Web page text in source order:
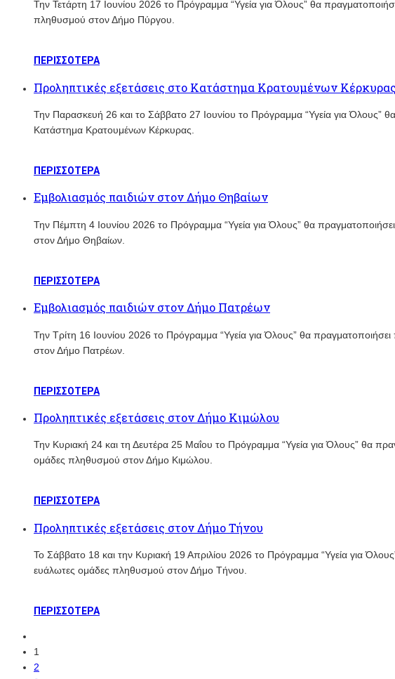
Την Τετάρτη 17 Ιουνίου 2026 το Πρόγραμμα “Υγεία για Όλους” θα
πληθυσμού στον Δήμο Πύργου.
ΠΕΡΙΣΣΟΤΕΡΑ
Προληπτικές εξετάσεις στο Κατάστημα Κρατουμένων Κέρκυρας
Την Παρασκευή 26 και το Σάββατο 27 Ιουνίου το Πρόγραμμα “Υγεία για Όλους”
Κατάστημα Κρατουμένων Κέρκυρας.
ΠΕΡΙΣΣΟΤΕΡΑ
Εμβολιασμός παιδιών στον Δήμο Θηβαίων
Την Πέμπτη 4 Ιουνίου 2026 το Πρόγραμμα “Υγεία για Όλους” θα
στον Δήμο Θηβαίων.
ΠΕΡΙΣΣΟΤΕΡΑ
Εμβολιασμός παιδιών στον Δήμο Πατρέων
Την Τρίτη 16 Ιουνίου 2026 το Πρόγραμμα “Υγεία για Όλους” θα
στον Δήμο Πατρέων.
ΠΕΡΙΣΣΟΤΕΡΑ
Προληπτικές εξετάσεις στον Δήμο Κιμώλου
Την Κυριακή 24 και τη Δευτέρα 25 Μαΐου το Πρόγραμμα “Υγεία για Όλους” θα
ομάδες πληθυσμού στον Δήμο Κιμώλου.
ΠΕΡΙΣΣΟΤΕΡΑ
Προληπτικές εξετάσεις στον Δήμο Τήνου
Το Σάββατο 18 και την Κυριακή 19 Απριλίου 2026 το Πρόγραμμα “Υγεία για
ευάλωτες ομάδες πληθυσμού στον Δήμο Τήνου.
ΠΕΡΙΣΣΟΤΕΡΑ
1
2